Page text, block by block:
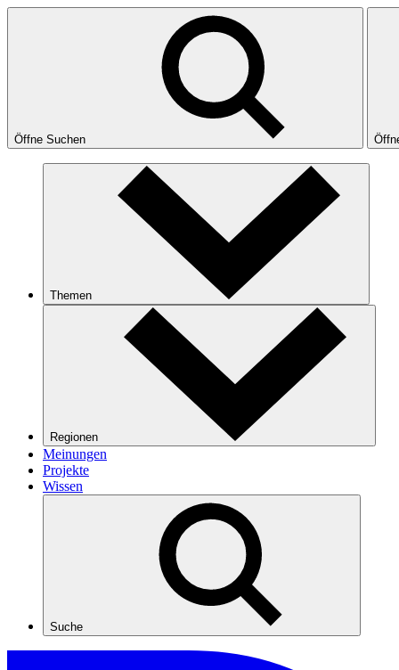
Öffne Suchen
Themen
Regionen
Meinungen
Projekte
Wissen
Suche